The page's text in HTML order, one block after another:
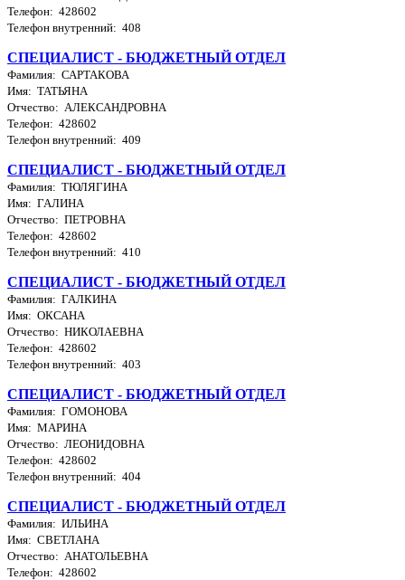
Телефон: 428602
Телефон внутренний: 408
СПЕЦИАЛИСТ - БЮДЖЕТНЫЙ ОТДЕЛ
Фамилия: САРТАКОВА
Имя: ТАТЬЯНА
Отчество: АЛЕКСАНДРОВНА
Телефон: 428602
Телефон внутренний: 409
СПЕЦИАЛИСТ - БЮДЖЕТНЫЙ ОТДЕЛ
Фамилия: ТЮЛЯГИНА
Имя: ГАЛИНА
Отчество: ПЕТРОВНА
Телефон: 428602
Телефон внутренний: 410
СПЕЦИАЛИСТ - БЮДЖЕТНЫЙ ОТДЕЛ
Фамилия: ГАЛКИНА
Имя: ОКСАНА
Отчество: НИКОЛАЕВНА
Телефон: 428602
Телефон внутренний: 403
СПЕЦИАЛИСТ - БЮДЖЕТНЫЙ ОТДЕЛ
Фамилия: ГОМОНОВА
Имя: МАРИНА
Отчество: ЛЕОНИДОВНА
Телефон: 428602
Телефон внутренний: 404
СПЕЦИАЛИСТ - БЮДЖЕТНЫЙ ОТДЕЛ
Фамилия: ИЛЬИНА
Имя: СВЕТЛАНА
Отчество: АНАТОЛЬЕВНА
Телефон: 428602